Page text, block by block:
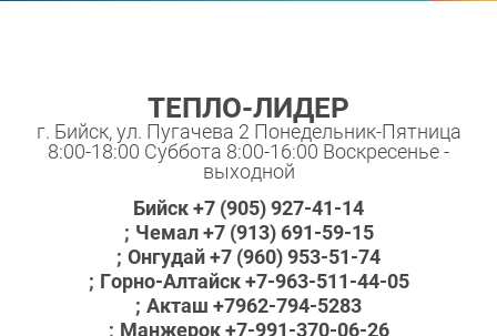
ТЕПЛО-ЛИДЕР
г. Бийск, ул. Пугачева 2 Понедельник-Пятница
8:00-18:00 Суббота 8:00-16:00 Воскресенье -
выходной
Бийск +7 (905) 927-41-14
Чемал +7 (913) 691-59-15
Онгудай +7 (960) 953-51-74
Горно-Алтайск +7-963-511-44-05
Акташ +7962-794-5283
Манжерок +7-991-370-06-26